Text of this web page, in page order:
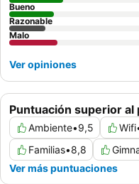
habitaciones temáticas de
Puntuación superior
Ambiente•9,5 Wifi
Familias•8,8
Ver más puntuaciones
Bueno
Razonable
Malo
Ver opiniones